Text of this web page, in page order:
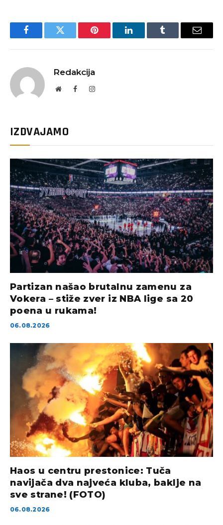
FacebookTwitter Pinterest LinkedInTumblr Email
Redakcija
WebsiteFacebookInstagram
IZDVAJAMO
Partizan našao brutalnu zamenu za
Vokera – stiže zver iz NBA lige sa 20
poena u rukama!
06.08.2026
Haos u centru prestonice: Tuča
navijača dva najveća kluba, baklje na
sve strane! (FOTO)
06.08.2026